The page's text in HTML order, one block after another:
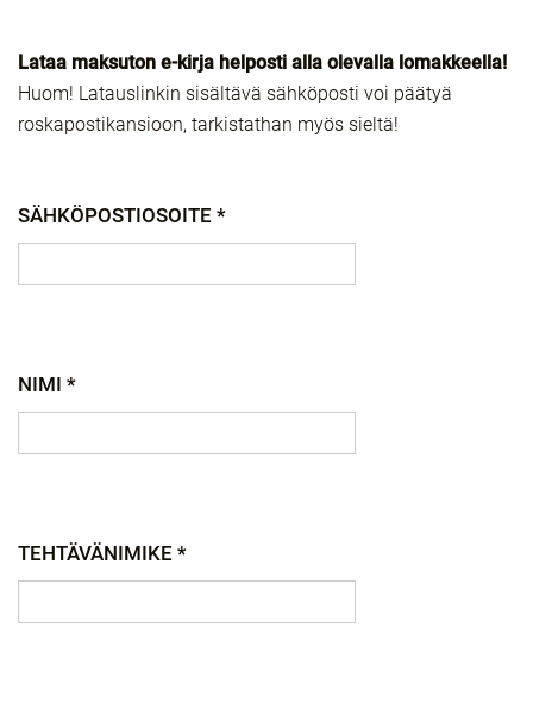
Lataa maksuton e-kirja helposti alla olevalla lomakkeella!
Huom! Latauslinkin sisältävä sähköposti voi päätyä
roskapostikansioon, tarkistathan myös sieltä!
SÄHKÖPOSTIOSOITE *
NIMI *
TEHTÄVÄNIMIKE *